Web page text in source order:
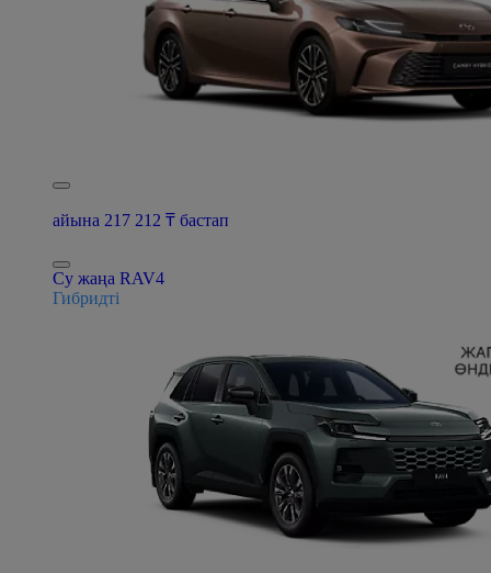
айына 217 212 ₸ бастап
Су жаңа RAV4
Гибридті